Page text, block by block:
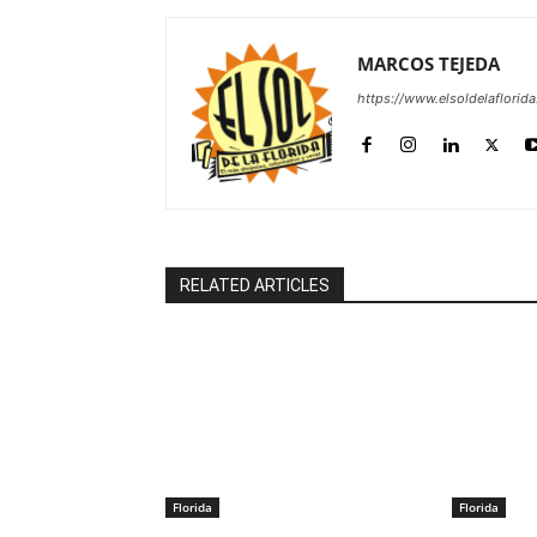
MARCOS TEJEDA
https://
RELATED ARTICLES
Florida Florida